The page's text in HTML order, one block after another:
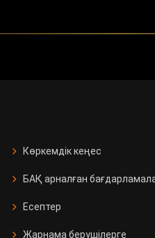
Көркемдік кеңес
БАҚ арналған
Есептер
Жарнама берушілерге